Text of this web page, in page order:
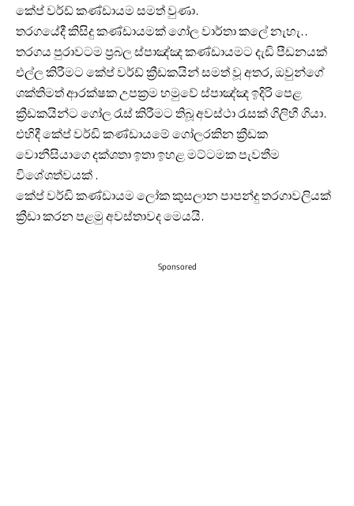
කේප් වර්ඩ් කණ්ඩායම සමත් වුණා.
තරගයේදී කිසිදු කණ්ඩායමක් ගෝල වාර්තා කලේ නැහැ..
තරගය පුරාවටම ප්‍රබල ස්පාඤ්ඤ කණ්ඩායමට දැඩි පීඩනයක්
එල්ල කිරීමට කේප් වර්ඩ් ක්‍රීඩකයින් සමත් වූ අතර, ඔවුන්ගේ
ශක්තිමත් ආරක්ෂක උපක්‍රම හමුවේ ස්පාඤ්ඤ ඉදිරි පෙළ
ක්‍රීඩකයින්ට ගෝල රැස් කිරීමට තිබූ අවස්ථා රැසක් ගිලිහී ගියා.
එහිදී කේප් වර්ඩි කණ්ඩායමේ ගෝලරකින ක්‍රීඩක
වොනීසියාගෙ දක්ශතා ඉතා ඉහළ මට්ටමක පැවතීම
විශේශත්වයක් .
කේප් වර්ඩි කණ්ඩායම ලෝක කුසලාන පාපන්දු තරගාවලියක්
ක්‍රීඩා කරන පළමු අවස්තාවද මෙයයි.
Sponsored